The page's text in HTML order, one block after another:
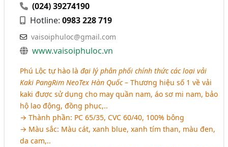
(024) 39274190
Hotline:0983 228 719
vaisoiphuloc@gmail.com
www.vaisoiphuloc.vn
Phú Lộc tự hào làđại lý phân phối chính thức các loại vải
Kaki PangRim NeoTex Hàn Quốc– Thương hiệu số 1 về vải
kaki được sử dụng cho may quần nam, áo sơ mi nam, bảo
hộ lao động, đồng phục,..
→ Thành phần: PC 65/35, CVC 60/40, 100% bông
→ Màu sắc: Màu cát, xanh blue, xanh tím than, màu đen,
da cam,..